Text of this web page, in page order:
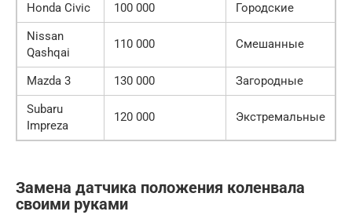
Honda Civic 100 000
Городские
Nissan
Qashqai
110 000 Смешанные
Mazda 3 130 000
Загородные
Subaru
Impreza
120 000 Экстремальные
Замена датчика положения коленвала
своими руками